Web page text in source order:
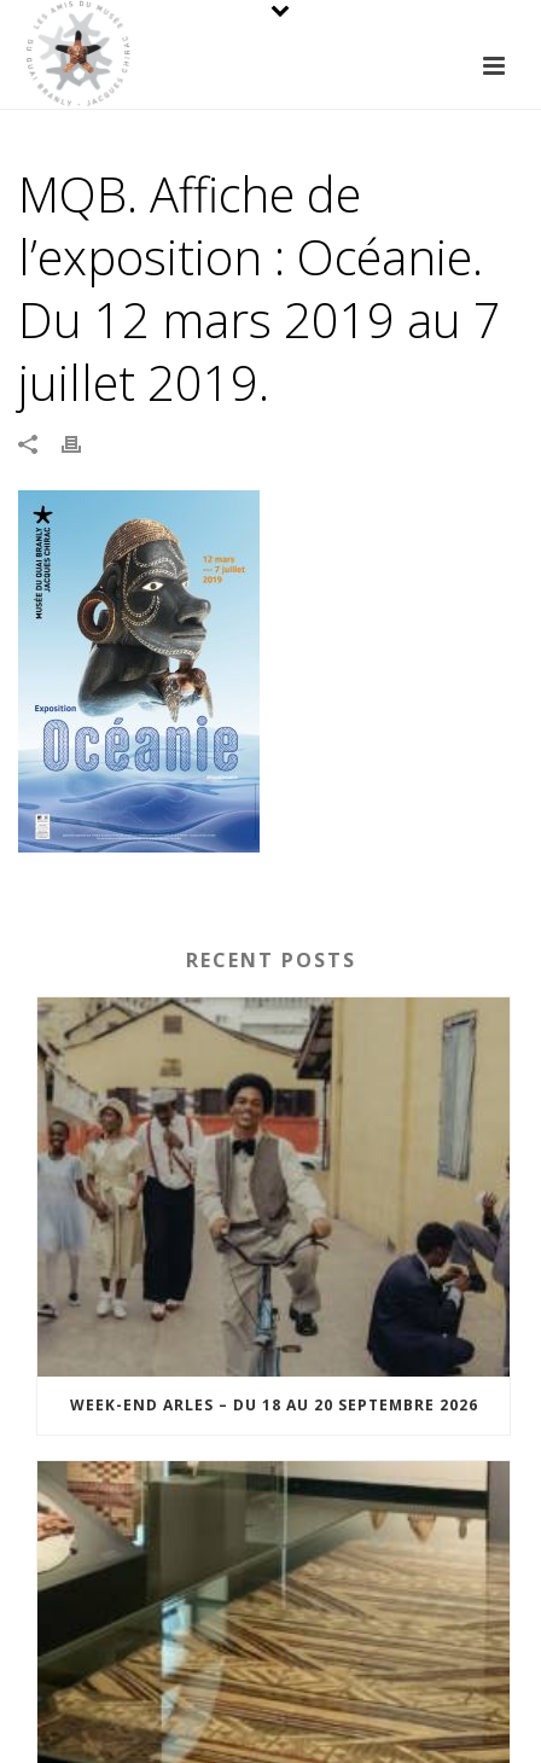
MQB. Affiche de
l’exposition : Océanie.
Du 12 mars 2019 au 7
juillet 2019.
RECENT POSTS
WEEK-END ARLES – DU 18 AU 20 SEPTEMBRE 2026